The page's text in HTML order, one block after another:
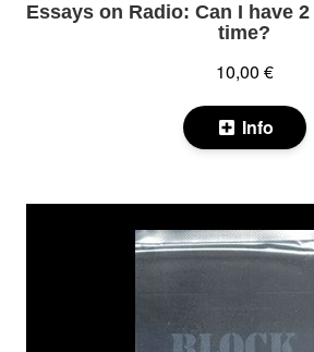
Essays on Radio: Can I have
time?
10,00 €
Info